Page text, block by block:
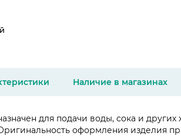
Наличие в магазинах
для подачи воды, сока и
оформления изделия